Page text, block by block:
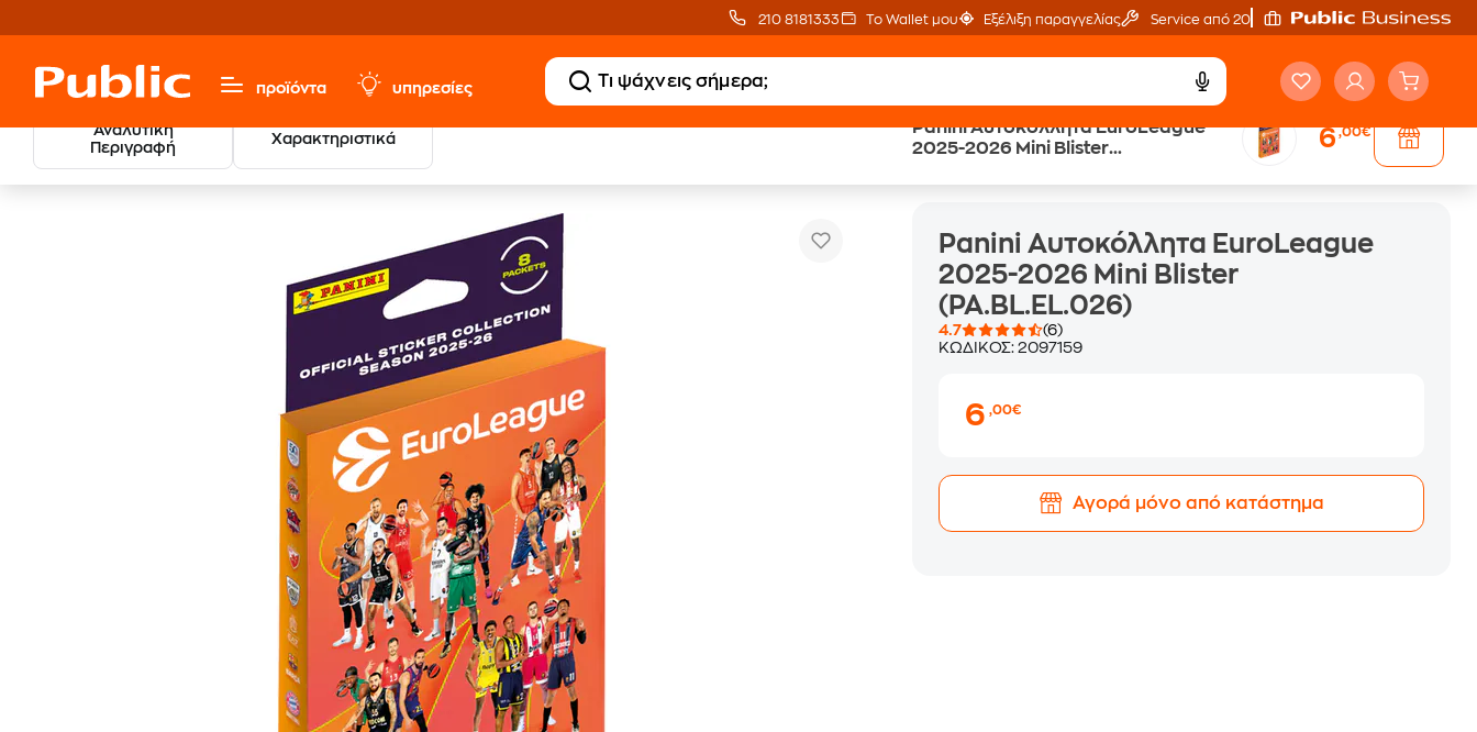
210 8181333 Το Wallet μου Εξέλιξη παραγγελίας Service από 20'
προϊόντα υπηρεσίες
Αναλυτική
Περιγραφή
Χαρακτηριστικά
Panini Αυτοκόλλητα EuroLeague
2025-2026 Mini Blister
6,00€
Παιχνίδια & Παιδικά
Panini Αυτοκόλλητα EuroLeague 2025-2026 Mini Blister (PA.BL.EL.026)
Panini Αυτοκόλλητα EuroLeague
2025-2026 Mini Blister
(PA.BL.EL.026)
4.7
(6)
ΚΩΔΙΚΟΣ:2097159
6,00€
Αγορά μόνο από κατάστημα